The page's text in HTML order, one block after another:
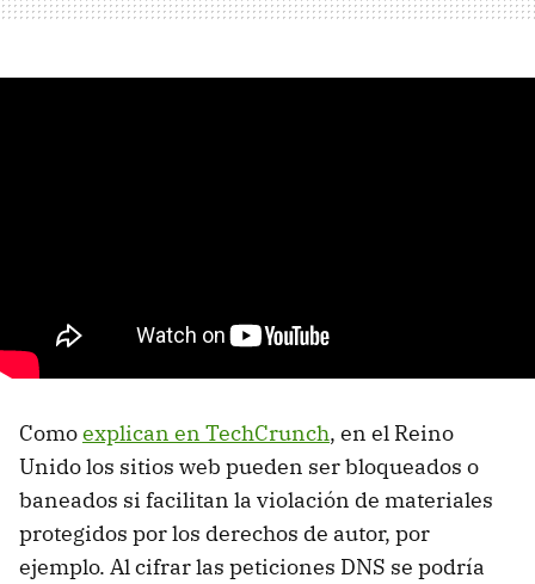
Comoexplican en TechCrunch, en el Reino
Unido los sitios web pueden ser bloqueados o
baneados si facilitan la violación de materiales
protegidos por los derechos de autor, por
ejemplo. Al cifrar las peticiones DNS se podría